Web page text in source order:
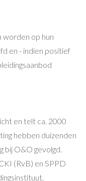
worden op hun
en - indien positief
en telt ca. 2000
hebben duizenden
bij O&O gevolgd.
(RvB) en SPPD